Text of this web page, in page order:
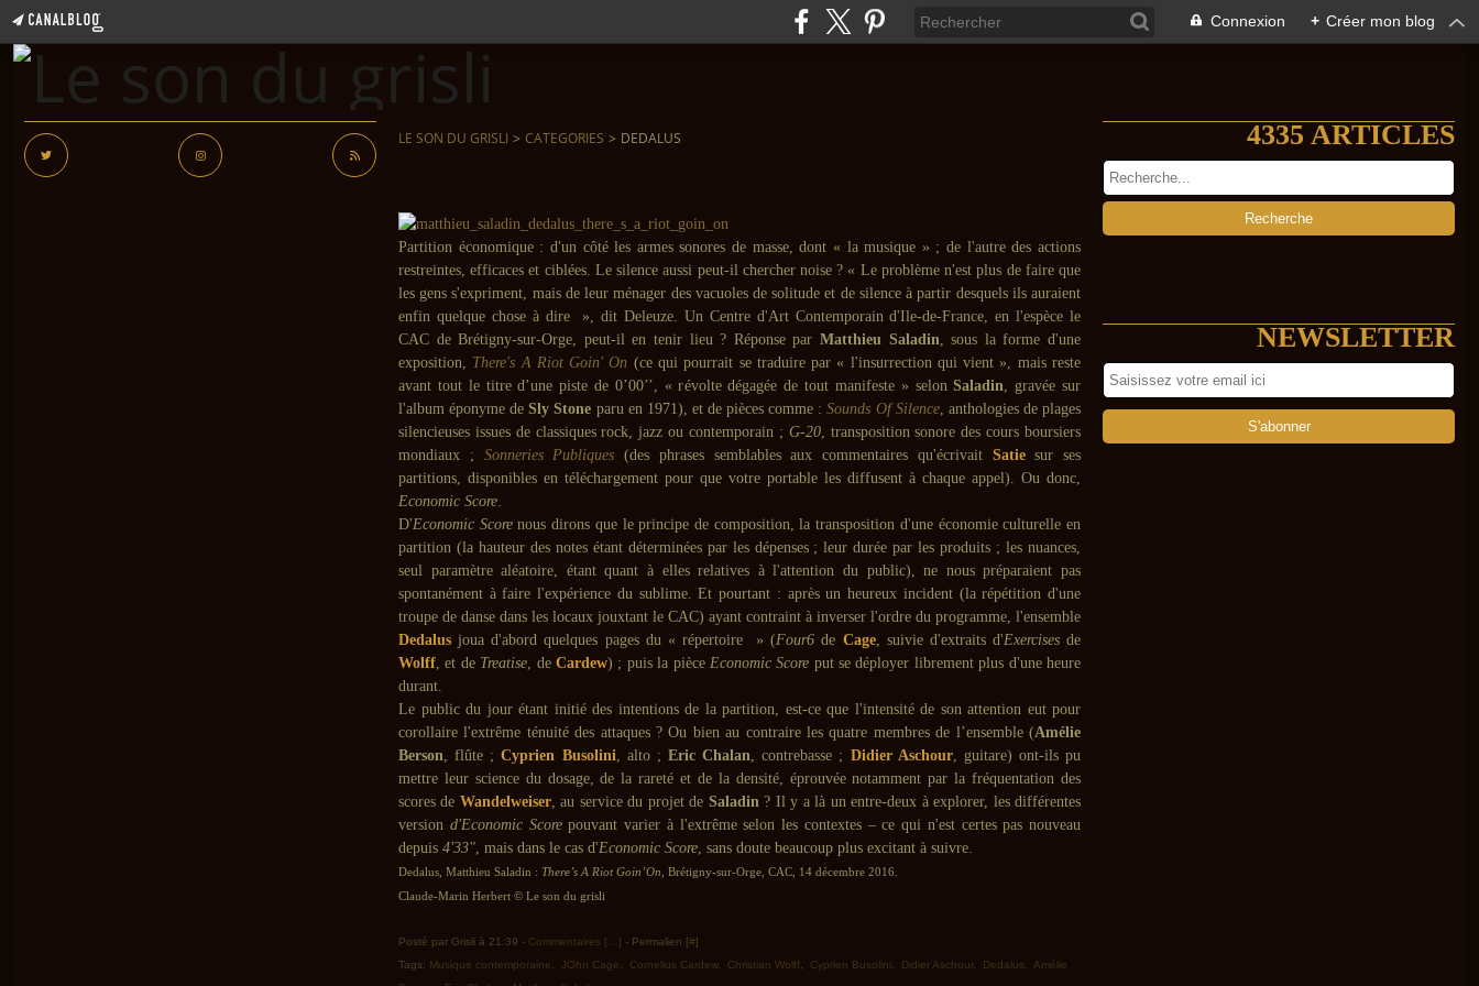
Connexion + Créer mon blog
LE SON DU GRISLI > CATEGORIES > DEDALUS
Partition économique : d'un côté les armes sonores de masse, dont « la musique » ; de l'autre des actions
restreintes, efficaces et ciblées. Le silence aussi peut-il chercher noise ? « Le problème n'est plus de faire que
les gens s'expriment, mais de leur ménager des vacuoles de solitude et de silence à partir desquels ils auraient
enfin quelque chose à dire », dit Deleuze. Un Centre d'Art Contemporain d'Ile-de-France, en l'espèce le
CAC de Brétigny-sur-Orge, peut-il en tenir lieu ? Réponse par Matthieu Saladin, sous la forme d'une
exposition, There's A Riot Goin' On (ce qui pourrait se traduire par « l'insurrection qui vient », mais reste
avant tout le titre d’une piste de 0’00’’, « révolte dégagée de tout manifeste » selonSaladin, gravée sur
l'album éponyme deSly Stone paru en 1971), et de pièces comme :Sounds Of Silence, anthologies de plages
silencieuses issues de classiques rock, jazz ou contemporain ; G-20, transposition sonore des cours boursiers
mondiaux ; Sonneries Publiques (des phrases semblables aux commentaires qu'écrivait Satie sur ses
partitions, disponibles en téléchargement pour que votre portable les diffusent à chaque appel). Ou donc,
Economic Score.
D'Economic Scorenous dirons que le principe de composition, la transposition d'une économie culturelle en
partition (la hauteur des notes étant déterminées par les dépenses ; leur durée par les produits ; les nuances,
seul paramètre aléatoire, étant quant à elles relatives à l'attention du public), ne nous préparaient pas
spontanément à faire l'expérience du sublime. Et pourtant : après un heureux incident (la répétition d'une
troupe de danse dans les locaux jouxtant le CAC) ayant contraint à inverser l'ordre du programme, l'ensemble
Dedalus joua d'abord quelques pages du « répertoire » (Four6 de Cage, suivie d'extraits d'Exercisesde
Wolff, et de Treatise, de Cardew) ; puis la pièce Economic Score put se déployer librement plus d'une heure
durant.
Le public du jour étant initié des intentions de la partition, est-ce que l'intensité de son attention eut pour
corollaire l'extrême ténuité des attaques ? Ou bien au contraire les quatre membres de l’ensemble (Amélie
Berson, flûte ;Cyprien Busolini, alto ; Eric Chalan, contrebasse ; Didier Aschour, guitare) ont-ils pu
mettre leur science du dosage, de la rareté et de la densité, éprouvée notamment par la fréquentation des
scores de Wandelweiser, au service du projet de Saladin? Il y a là un entre-deux à explorer, les différentes
version d'Economic Scorepouvant varier à l'extrême selon les contextes – ce qui n'est certes pas nouveau
depuis 4'33", mais dans le cas d'Economic Score, sans doute beaucoup plus excitant à suivre.
Dedalus, Matthieu Saladin : There’s A Riot Goin’On , Brétigny-sur-Orge, CAC, 14 décembre 2016.
Claude-Marin Herbert © Le son du grisli
Posté par Grisli à 21:39 - Commentaires [ ] - Permalien [#]
Tags: Musique contemporaine JOhn Cage Cornelius Cardew, Christian Wolff Cyprien Busolini Didier Aschour, Dedalus
Amélie
4335 ARTICLES
NEWSLETTER